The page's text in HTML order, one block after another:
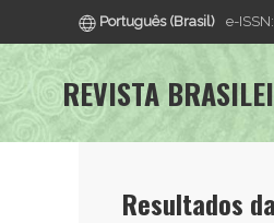
Português (Brasil) e-
REVISTA
Resultados